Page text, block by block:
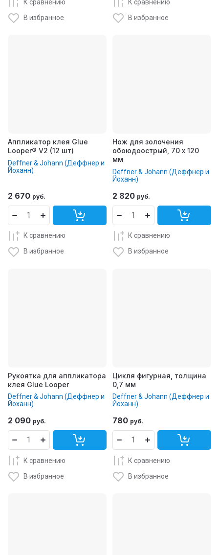
К сравнению
В избранное
К сравнению
В избранное
Аппликатор клея Glue
Looper® V2 (12 шт)
Deffner & Johann (Деффнер и
Йоханн)
2 670 руб.
К сравнению
В избранное
Нож для золочения
обоюдоострый, 70 х 120
мм
Deffner & Johann (Деффнер и
Йоханн)
2 820 руб.
К сравнению
В избранное
Рукоятка для аппликатора
клея Glue Looper
Deffner & Johann (Деффнер и
Йоханн)
2 090 руб.
К сравнению
В избранное
Цикля фигурная, толщина
0,7 мм
Deffner & Johann (Деффнер и
Йоханн)
780 руб.
К сравнению
В избранное